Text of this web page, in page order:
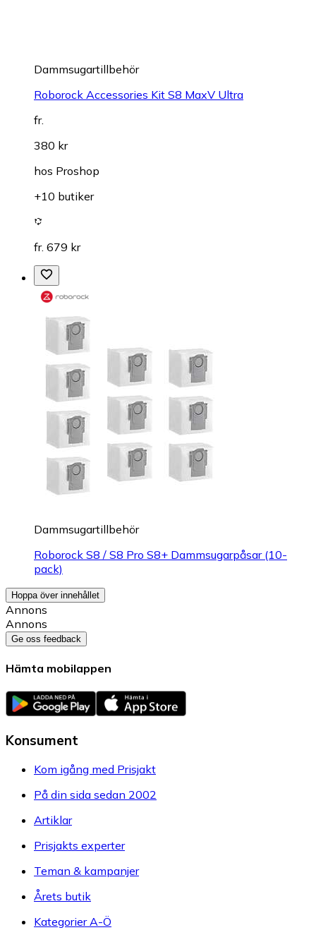
Dammsugartillbehör
Roborock Accessories Kit S8 MaxV Ultra
fr.
380 kr
hos Proshop
+10 butiker
fr. 679 kr
Dammsugartillbehör
Roborock S8 / S8 Pro S8+ Dammsugarpåsar (10-
pack)
Hoppa över innehållet
Annons
Annons
Ge oss feedback
Hämta mobilappen
Konsument
Kom igång med Prisjakt
På din sida sedan 2002
Artiklar
Prisjakts experter
Teman & kampanjer
Årets butik
Kategorier A-Ö